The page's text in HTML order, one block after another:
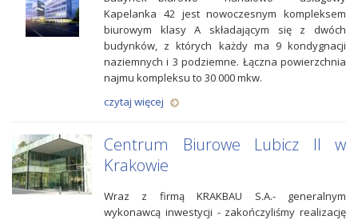
Kapelanka 42 jest nowoczesnym kompleksem
biurowym klasy A składającym się z dwóch
budynków, z których każdy ma 9 kondygnacji
naziemnych i 3 podziemne. Łączna powierzchnia
najmu kompleksu to 30 000 mkw.
czytaj więcej
Centrum Biurowe Lubicz II w
Krakowie
Wraz z firmą KRAKBAU S.A.- generalnym
wykonawcą inwestycji - zakończyliśmy realizację